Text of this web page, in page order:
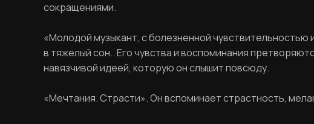
сокращениями.
«Молодой музыкант, с болезненной
в тяжелый сон.. Его чувства и воспоминания
навязчивой идеей, которую он слышит повсюду.
«Мечтания. Страсти». Он вспоминает страстность,